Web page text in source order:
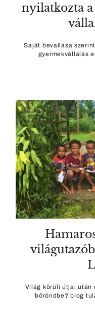
nyilatkozta
Saját bevallása
gyermekvállalás
Világ körüli útjai után
bőröndbe? blog